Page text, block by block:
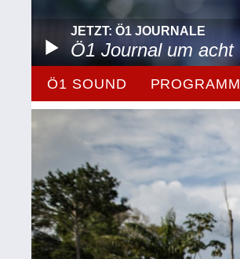
JETZT: Ö1 JOURNALE
Ö1 Journal um acht
Ö1 SOUND PROGRAMM